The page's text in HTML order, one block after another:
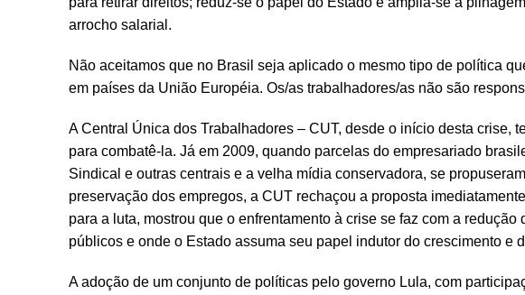
arrocho salarial.
Não aceitamos que no Brasil seja aplicado o mesmo tipo de política
em países da União Européia. Os/as trabalhadores/as não são
A Central Única dos Trabalhadores – CUT, desde o início desta crise,
para combatê-la. Já em 2009, quando parcelas do empresariado
Sindical e outras centrais e a velha mídia conservadora, se
preservação dos empregos, a CUT rechaçou a proposta
para a luta, mostrou que o enfrentamento à crise se faz com a
públicos e onde o Estado assuma seu papel indutor do crescimento e
A adoção de um conjunto de políticas pelo governo Lula, com